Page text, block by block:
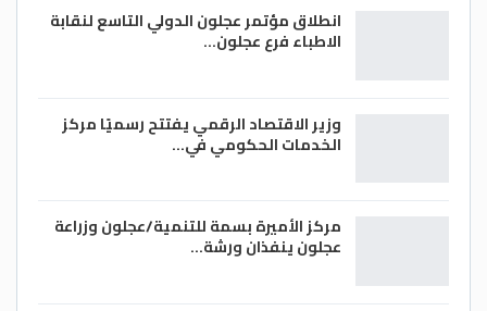
انطلاق مؤتمر عجلون الدولي التاسع لنقابة
الاطباء فرع عجلون…
وزير الاقتصاد الرقمي يفتتح رسميًا مركز
الخدمات الحكومي في…
مركز الأميرة بسمة للتنمية/عجلون وزراعة
عجلون ينفذان ورشة…